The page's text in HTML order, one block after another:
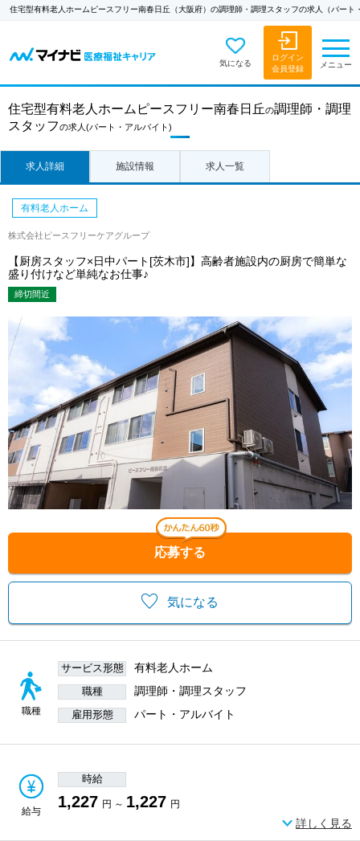
住宅型有料老人ホームピースフリー南春日丘（大阪府）の調理師・調理スタッフの求人（パート
気になる
ログイン
会員登録
メニュー
住宅型有料老人ホームピースフリー南春日丘の調理師・調理
スタッフの求人 (パート・アルバイト)
求人詳細 施設情報 求人一覧
気になる
応募する
有料老人ホーム
株式会社ピースフリーケアグループ
【厨房スタッフ×日中パート[茨木市]】高齢者施設内の厨房で簡単な
盛り付けなど単純なお仕事♪
締切間近
職種
サービス形態 有料老人ホーム
職種 調理師・調理スタッフ
雇用形態 パート・アルバイト
給与
時給
1,227 円 ～ 1,227 円
詳しく見る